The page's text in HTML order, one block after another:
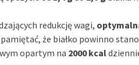
redukcję wagi,
że białko powinno
opartym na 2000 kcal